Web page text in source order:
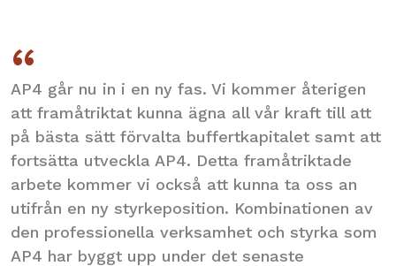
AP4 går nu in i en ny fas. Vi kommer återigen
att framåtriktat kunna ägna all vår kraft till att
på bästa sätt förvalta buffertkapitalet samt att
fortsätta utveckla AP4. Detta framåtriktade
arbete kommer vi också att kunna ta oss an
utifrån en ny styrkeposition. Kombinationen av
den professionella verksamhet och styrka som
AP4 har byggt upp under det senaste